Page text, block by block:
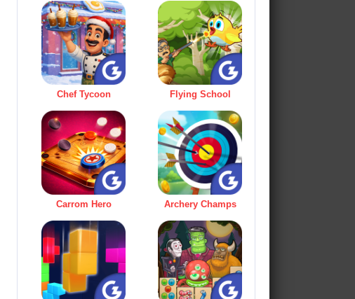
Chef Tycoon Flying School
Carrom Hero Archery Champs